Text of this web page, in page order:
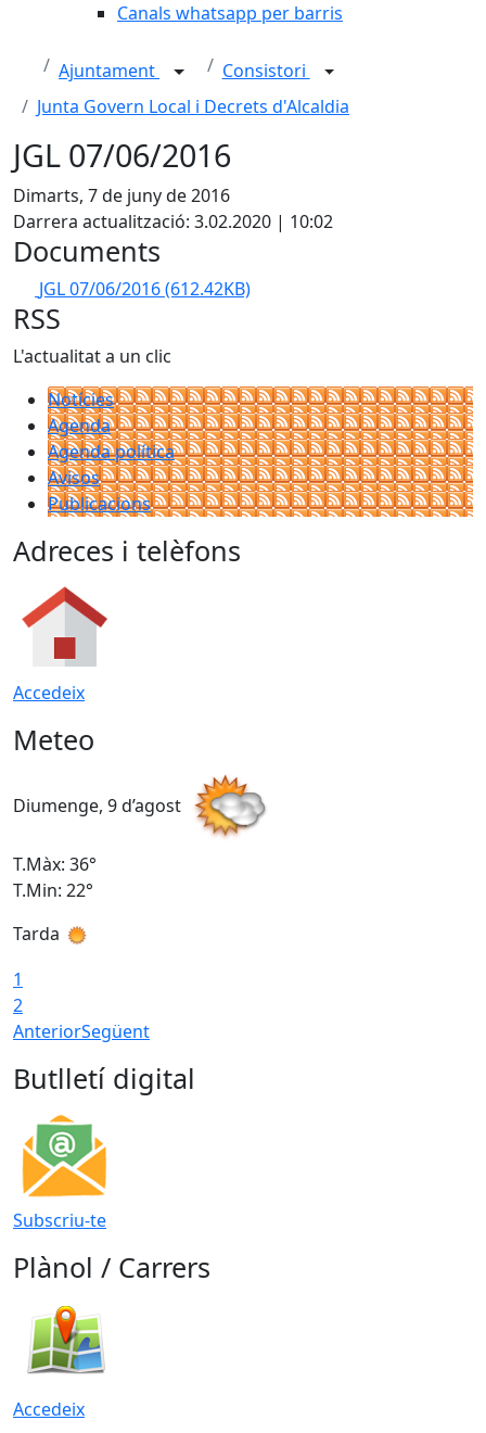
Canals whatsapp per barris
Ajuntament
Consistori
Junta Govern Local i Decrets d'Alcaldia
JGL 07/06/2016
Dimarts, 7 de juny de 2016
Darrera actualització: 3.02.2020 | 10:02
Documents
JGL 07/06/2016(612.42KB)
RSS
L'actualitat a un clic
Notícies
Agenda
Agenda política
Avisos
Publicacions
Adreces i telèfons
Accedeix
Meteo
Diumenge, 9 d’agost
T.Màx: 36°
T.Min: 22°
Tarda
1
2
AnteriorSegüent
Butlletí digital
Subscriu-te
Plànol / Carrers
Accedeix